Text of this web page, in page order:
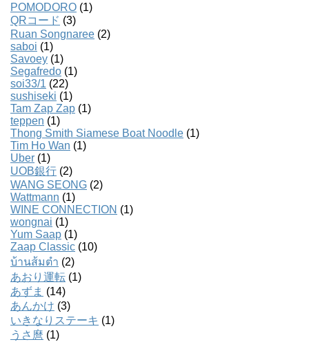
POMODORO (1)
QRコード (3)
Ruan Songnaree (2)
saboi (1)
Savoey (1)
Segafredo (1)
soi33/1 (22)
sushiseki (1)
Tam Zap Zap (1)
teppen (1)
Thong Smith Siamese Boat Noodle (1)
Tim Ho Wan (1)
Uber (1)
UOB銀行 (2)
WANG SEONG (2)
Wattmann (1)
WINE CONNECTION (1)
wongnai (1)
Yum Saap (1)
Zaap Classic (10)
บ้านส้มตํา (2)
あおり運転 (1)
あずま (14)
あんかけ (3)
いきなりステーキ (1)
うさ麿 (1)